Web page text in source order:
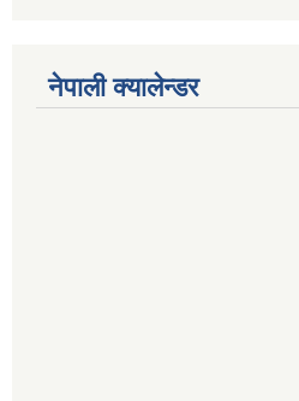
नेपाली क्यालेन्डर